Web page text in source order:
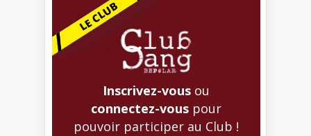
Inscrivez-vous ou
connectez-vous pour
pouvoir participer au Club !